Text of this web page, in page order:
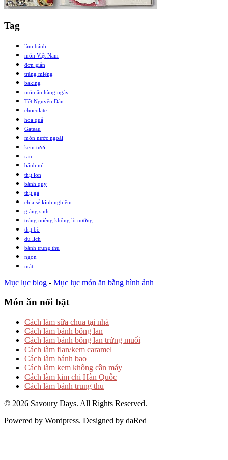
Tag
làm bánh
món Việt Nam
đơn giản
tráng miệng
baking
món ăn hàng ngày
Tết Nguyên Đán
chocolate
hoa quả
Gateau
món nước ngoài
kem tươi
rau
bánh mì
thịt lợn
bánh quy
thịt gà
chia sẻ kinh nghiệm
giáng sinh
tráng miệng không lò nướng
thịt bò
du lịch
bánh trung thu
ngon
mát
Mục lục blog - Mục lục món ăn bằng hình ảnh
Món ăn nổi bật
Cách làm sữa chua tại nhà
Cách làm bánh bông lan
Cách làm bánh bông lan trứng muối
Cách làm flan/kem caramel
Cách làm bánh bao
Cách làm kem không cần máy
Cách làm kim chi Hàn Quốc
Cách làm bánh trung thu
© 2026 Savoury Days. All Rights Reserved.
Powered by Wordpress. Designed by daRed